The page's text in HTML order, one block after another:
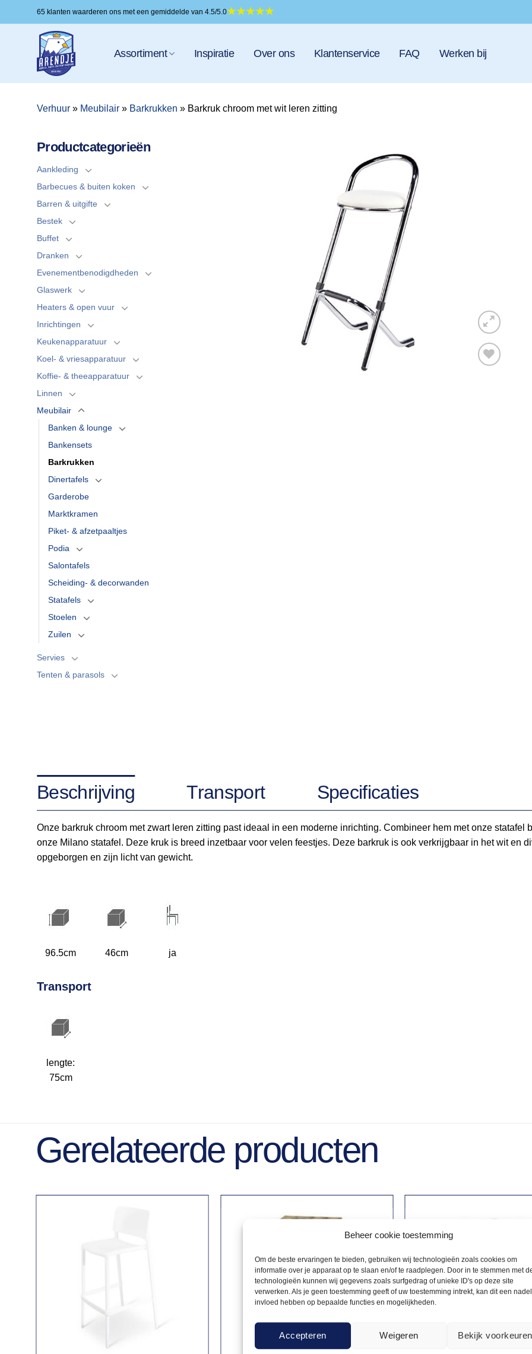
Beheer cookie toestemming
Om de beste ervaringen te bieden, gebruiken wij technologieën zoals cookies om
informatie over je apparaat op te slaan en/of te raadplegen. Door in te stemmen met
technologieën kunnen wij gegevens zoals surfgedrag of unieke ID's op deze site
verwerken. Als je geen toestemming geeft of uw toestemming intrekt, kan dit een
invloed hebben op bepaalde functies en mogelijkheden.
Accepteren Weigeren Bekijk voorkeuren
naar
65 klanten waarderen ons met een gemiddelde van 4.5/5.0
Assortiment Inspiratie Over ons Klantenservice FAQ Werken bij
Verhuur » Meubilair » Barkrukken » Barkruk chroom met wit leren zitting
Productcategorieën
Aankleding
Barbecues & buiten koken
Barren & uitgifte
Bestek
Buffet
Dranken
Evenementbenodigdheden
Glaswerk
Heaters & open vuur
Inrichtingen
Keukenapparatuur
Koel- & vriesapparatuur
Koffie- & theeapparatuur
Linnen
Meubilair
Banken & lounge
Bankensets
Barkrukken
Dinertafels
Garderobe
Marktkramen
Piket- & afzetpaaltjes
Podia
Salontafels
Scheiding- & decorwanden
Statafels
Stoelen
Zuilen
Servies
Tenten & parasols
Beschrijving Transport Specificaties
Onze barkruk chroom met zwart leren zitting past ideaal in een moderne inrichting. Combineer hem met onze
onze Milano statafel. Deze kruk is breed inzetbaar voor velen feestjes. Deze barkruk is ook verkrijgbaar in het wit en
opgeborgen en zijn licht van gewicht.
96.5cm 46cm ja
Transport
lengte:
75cm
Gerelateerde producten